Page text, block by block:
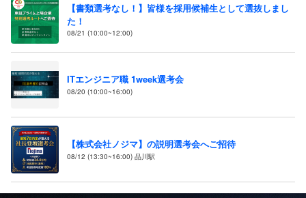
【書類選考なし！】皆様を採用候補生として選抜しまし
た！
08/21 (10:00~12:00)
ITエンジニア職 1week選考会
08/20 (10:00~16:00)
【株式会社ノジマ】の説明選考会へご招待
08/12 (13:30~16:00) 品川駅